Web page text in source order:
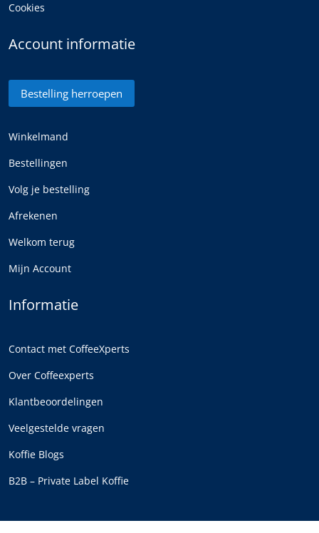
Cookies
Account informatie
Bestelling herroepen
Winkelmand
Bestellingen
Volg je bestelling
Afrekenen
Welkom terug
Mijn Account
Informatie
Contact met CoffeeXperts
Over Coffeexperts
Klantbeoordelingen
Veelgestelde vragen
Koffie Blogs
B2B – Private Label Koffie